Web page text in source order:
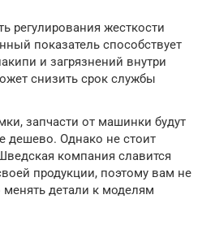
регулирования жесткости
показатель способствует
и загрязнений внутри
снизить срок службы
запчасти от машинки будут
дешево. Однако не стоит
компания славится
продукции, поэтому вам не
менять детали к моделям